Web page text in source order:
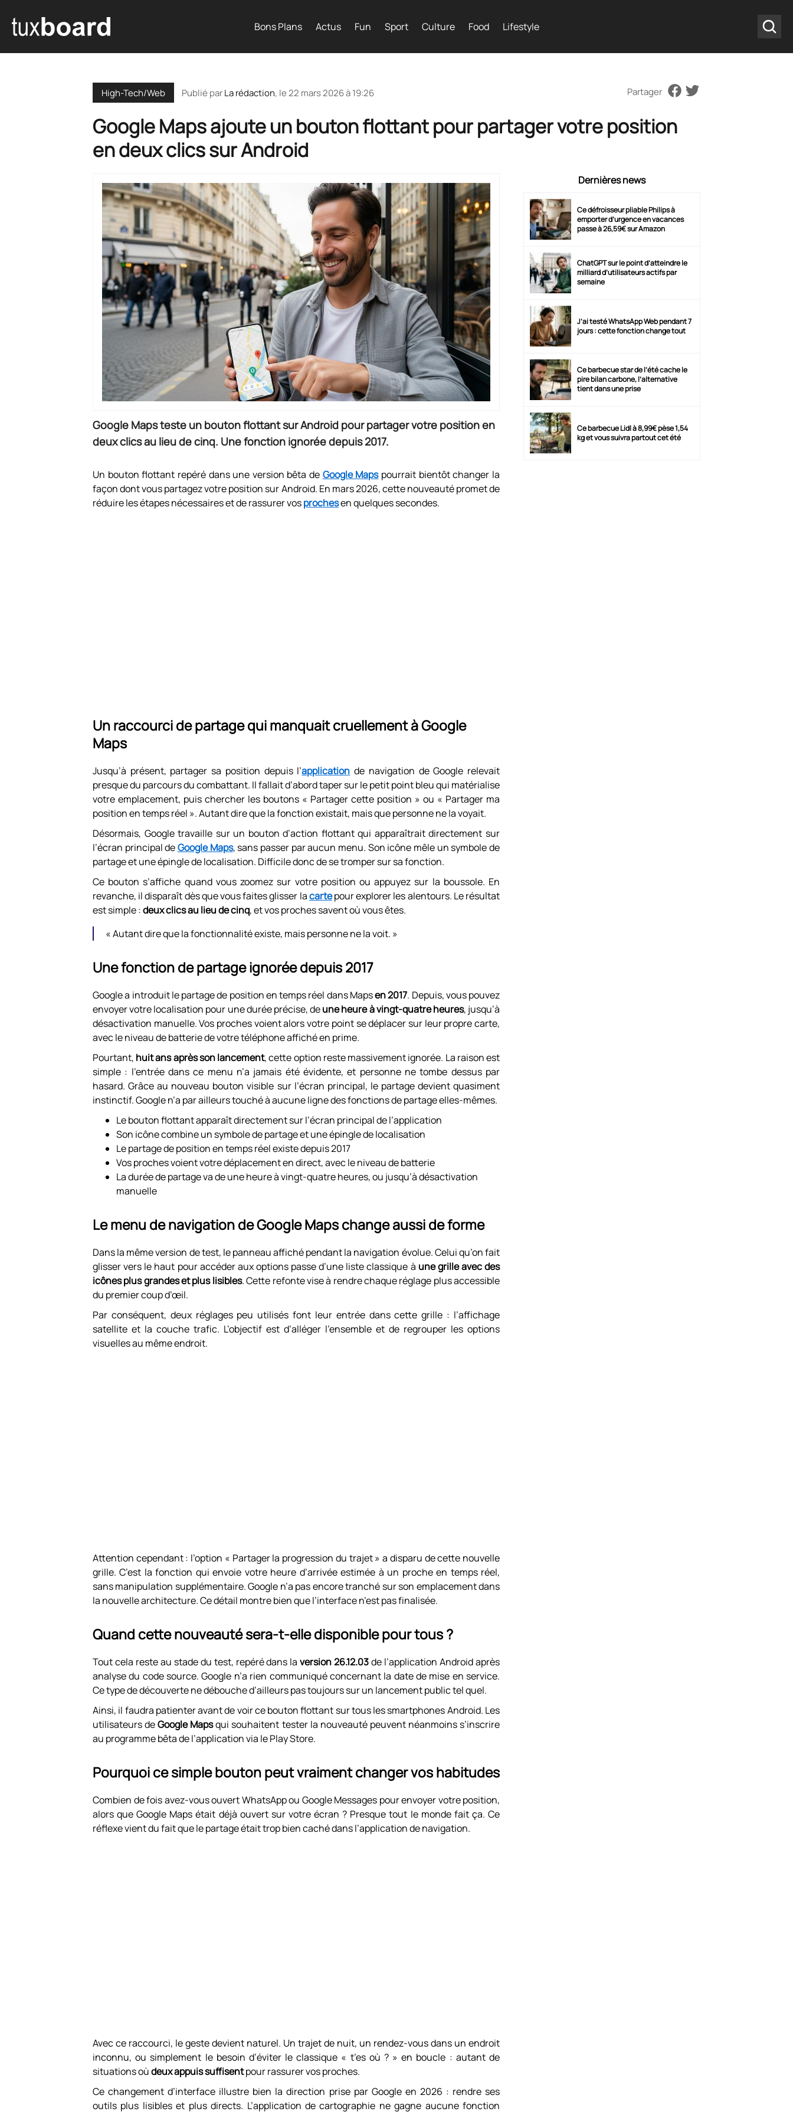
Bons Plans Actus Fun Sport Culture Food Lifestyle
High-Tech/Web Publié parLa rédaction, le22 mars 2026 à 19:26 Partager
Google Maps ajoute un bouton flottant pour partager votre position
en deux clics sur Android
Google Maps teste un bouton flottant sur Android pour partager votre position en
deux clics au lieu de cinq. Une fonction ignorée depuis 2017.
Un bouton flottant repéré dans une version bêta de Google Mapspourrait bientôt changer la
façon dont vous partagez votre position sur Android. En mars 2026, cette nouveauté promet de
réduire les étapes nécessaires et de rassurer vosprochesen quelques secondes.
Un raccourci de partage qui manquait cruellement à Google
Maps
Jusqu’à présent, partager sa position depuis l’application de navigation de Google relevait
presque du parcours du combattant. Il fallait d’abord taper sur le petit point bleu qui matérialise
votre emplacement, puis chercher les boutons « Partager cette position » ou « Partager ma
position en temps réel ». Autant dire que la fonction existait, mais que personne ne la voyait.
Désormais, Google travaille sur un bouton d’action flottant qui apparaîtrait directement sur
l’écran principal deGoogle Maps, sans passer par aucun menu. Son icône mêle un symbole de
partage et une épingle de localisation. Difficile donc de se tromper sur sa fonction.
Ce bouton s’affiche quand vous zoomez sur votre position ou appuyez sur la boussole. En
revanche, il disparaît dès que vous faites glisser lacartepour explorer les alentours. Le résultat
est simple :deux clics au lieu de cinq, et vos proches savent où vous êtes.
« Autant dire que la fonctionnalité existe, mais personne ne la voit. »
Une fonction de partage ignorée depuis 2017
Google a introduit le partage de position en temps réel dans Mapsen 2017. Depuis, vous pouvez
envoyer votre localisation pour une durée précise, deune heure à vingt-quatre heures, jusqu’à
désactivation manuelle. Vos proches voient alors votre point se déplacer sur leur propre carte,
avec le niveau de batterie de votre téléphone affiché en prime.
Pourtant, huit ans après son lancement, cette option reste massivement ignorée. La raison est
simple : l’entrée dans ce menu n’a jamais été évidente, et personne ne tombe dessus par
hasard. Grâce au nouveau bouton visible sur l’écran principal, le partage devient quasiment
instinctif. Google n’a par ailleurs touché à aucune ligne des fonctions de partage elles-mêmes.
Le bouton flottant apparaît directement sur l’écran principal de l’application
Son icône combine un symbole de partage et une épingle de localisation
Le partage de position en temps réel existe depuis 2017
Vos proches voient votre déplacement en direct, avec le niveau de batterie
La durée de partage va de une heure à vingt-quatre heures, ou jusqu’à désactivation
manuelle
Le menu de navigation de Google Maps change aussi de forme
Dans la même version de test, le panneau affiché pendant la navigation évolue. Celui qu’on fait
glisser vers le haut pour accéder aux options passe d’une liste classique à une grille avec des
icônes plus grandes et plus lisibles. Cette refonte vise à rendre chaque réglage plus accessible
du premier coup d’œil.
Par conséquent, deux réglages peu utilisés font leur entrée dans cette grille : l’affichage
satellite et la couche trafic. L’objectif est d’alléger l’ensemble et de regrouper les options
visuelles au même endroit.
Attention cependant : l’option « Partager la progression du trajet » a disparu de cette nouvelle
grille. C’est la fonction qui envoie votre heure d’arrivée estimée à un proche en temps réel,
sans manipulation supplémentaire. Google n’a pas encore tranché sur son emplacement dans
la nouvelle architecture. Ce détail montre bien que l’interface n’est pas finalisée.
Quand cette nouveauté sera-t-elle disponible pour tous ?
Tout cela reste au stade du test, repéré dans laversion 26.12.03de l’application Android après
analyse du code source. Google n’a rien communiqué concernant la date de mise en service.
Ce type de découverte ne débouche d’ailleurs pas toujours sur un lancement public tel quel.
Ainsi, il faudra patienter avant de voir ce bouton flottant sur tous les smartphones Android. Les
utilisateurs deGoogle Mapsqui souhaitent tester la nouveauté peuvent néanmoins s’inscrire
au programme bêta de l’application via le Play Store.
Pourquoi ce simple bouton peut vraiment changer vos habitudes
Combien de fois avez-vous ouvert WhatsApp ou Google Messages pour envoyer votre position,
alors que Google Maps était déjà ouvert sur votre écran ? Presque tout le monde fait ça. Ce
réflexe vient du fait que le partage était trop bien caché dans l’application de navigation.
Avec ce raccourci, le geste devient naturel. Un trajet de nuit, un rendez-vous dans un endroit
inconnu, ou simplement le besoin d’éviter le classique « t’es où ? » en boucle : autant de
situations oùdeux appuis suffisentpour rassurer vos proches.
Ce changement d’interface illustre bien la direction prise par Google en 2026 : rendre ses
outils plus lisibles et plus directs. L’application de cartographie ne gagne aucune fonction
Dernières news
Ce défroisseur pliable Philips à
emporter d’urgence en vacances
passe à 26,59€ sur Amazon
ChatGPT sur le point d’atteindre le
milliard d’utilisateurs actifs par
semaine
J’ai testé WhatsApp Web pendant 7
jours : cette fonction change tout
Ce barbecue star de l’été cache le
pire bilan carbone, l’alternative
tient dans une prise
Ce barbecue Lidl à 8,99€ pèse 1,54
kg et vous suivra partout cet été